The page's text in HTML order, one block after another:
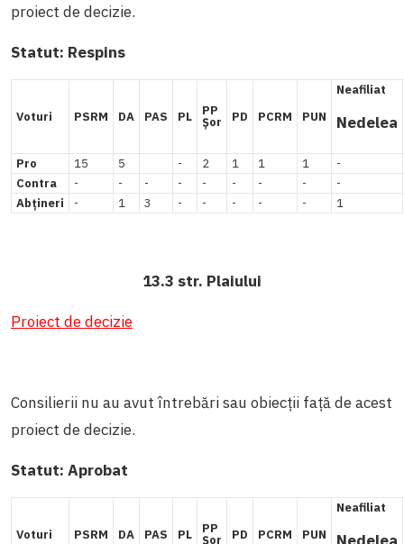
proiect de decizie.
Statut: Respins
Voturi PSRM DA PAS PL PP
Șor PD PCRM PUN
Neafiliat
Nedelea
Pro 15 5 - 2 1 1 1
-
Contra
- - - - - - - -
-
Abțineri
- 1 3 - - - - - 1
13.3 str. Plaiului
Proiect de decizie
Consilierii nu au avut întrebări sau obiecții față de acest
proiect de decizie.
Statut: Aprobat
Voturi PSRM DA PAS PL PP
Șor PD PCRM PUN
Neafiliat